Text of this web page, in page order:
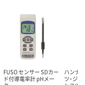
FUSO センサー SDカー
ド付導電率計 pHメー
ハンナ
ツ・ジ